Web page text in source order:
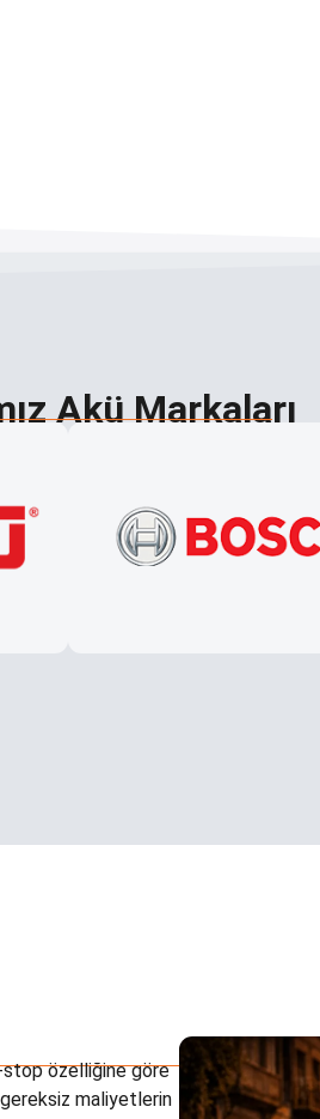
Akü Markaları
stop özelliğine göre
maliyetlerin